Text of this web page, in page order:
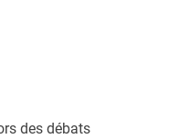
des débats